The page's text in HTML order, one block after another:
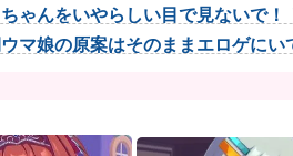
ちゃんをいやらしい目で見ないで
ウマ娘の原案はそのままエロゲに
っていうゲームを2作連続クリアし